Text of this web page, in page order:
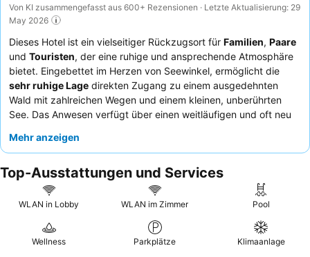
Von KI zusammengefasst aus 600+ Rezensionen · Letzte Aktualisierung: 29
May 2026
Dieses Hotel ist ein vielseitiger Rückzugsort für Familien, Paare
und Touristen, der eine ruhige und ansprechende Atmosphäre
bietet. Eingebettet im Herzen von Seewinkel, ermöglicht die
sehr ruhige Lage direkten Zugang zu einem ausgedehnten
Wald mit zahlreichen Wegen und einem kleinen, unberührten
See. Das Anwesen verfügt über einen weitläufigen und oft neu
ruhigen Teich und einem Whirlpool sowie vielfältigen
Freundlichkeit und Aufmerksamkeit des Personals sowie das
hervorragende Frühstücksbuffet
mit seiner großen Auswahl an
Bio- und regionalen Produkten. Für ein wirklich luxuriöses
ziehen, die über private Saunen und moderne Küchen verfügen.
Mehr anzeigen
Top-Ausstattungen und Services
WLAN in Lobby WLAN im Zimmer Pool
Wellness Parkplätze Klimaanlage